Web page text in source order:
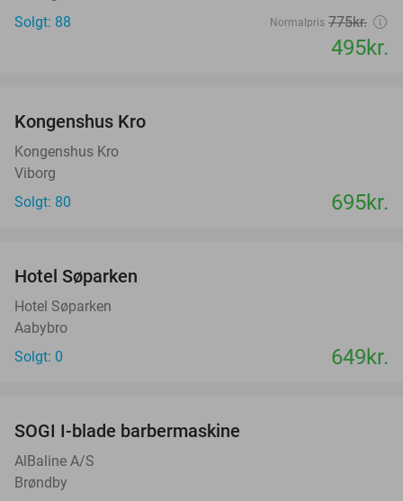
Solgt: 88
Normalpris 775kr.
495kr.
Kongenshus Kro
Kongenshus Kro
Viborg
Solgt: 80
695kr.
Hotel Søparken
Hotel Søparken
Aabybro
Solgt: 0
649kr.
SOGI I-blade barbermaskine
AlBaline A/S
Brøndby